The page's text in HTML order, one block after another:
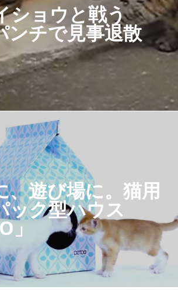
ショウと戦う
ンチで見事退散
、遊び場に。猫用
ック型ハウス
」